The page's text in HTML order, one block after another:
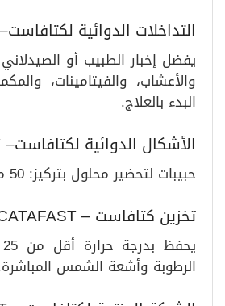
التداخلات الدوائية لكتافاست– CATAFAST
يفضل إخبار الطبيب أو
والأعشاب، والفيتامينات،
البدء بالعلاج.
الأشكال الدوائية لكتافاست– CATAFAST
حبيبات لتحضير محلول بتركيز: 50 ملغ.
تخزين كتافاست – CATAFAST
الرطوبة وأشعة الشمس